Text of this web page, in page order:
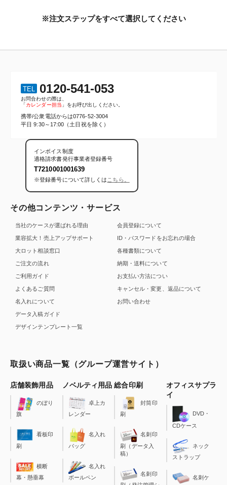
※注文ステップをすべて選択してください
TEL 0120-541-053
お問合わせの際は、
「カレンダー担当 」をお呼び出しください。
携帯/公衆電話からは0776-52-3004
平日 9:30～17:00（土日祝を除く）
インボイス制度
適格請求書発行事業者登録番号
T7210001001639
※登録番号について詳しくは こちら。
その他コンテンツ・サービス
当社のケースが選ばれる理由
業容拡大！売上アップサポート
大ロット相談窓口
ご注文の流れ
ご利用ガイド
よくあるご質問
名入れについて
データ入稿ガイド
デザインテンプレート一覧
会員登録について
ID・パスワードをお忘れの場合
各種書類について
納期・送料について
お支払い方法につい
キャンセル・変更、返品について
お問い合わせ
取扱い商品一覧（グループ運営サイト）
店舗装飾用品
のぼり
旗
看板印
刷
横断
幕・懸垂幕
ノベルティ用品
卓上カ
レンダー
名入れ
バッグ
名入れ
ボールペン
総合印刷
封筒印
刷
名刺印
刷（データ入
稿）
名刺印
オフィスサプラ
イ
DVD・
CDケース
ネック
ストラップ
名刺ケ